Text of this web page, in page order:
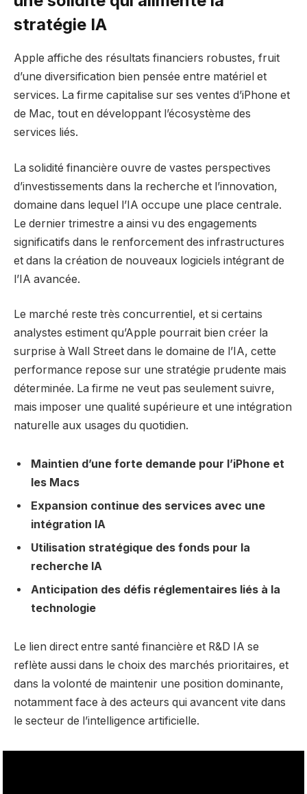
stratégie IA
Apple affiche des résultats financiers robustes, fruit
d’une diversification bien pensée entre matériel et
services. La firme capitalise sur ses ventes d’iPhone et
de Mac, tout en développant l’écosystème des
services liés.
La solidité financière ouvre de vastes perspectives
d’investissements dans la recherche et l’innovation,
domaine dans lequel l’IA occupe une place centrale.
Le dernier trimestre a ainsi vu des engagements
significatifs dans le renforcement des infrastructures
et dans la création de nouveaux logiciels intégrant de
l’IA avancée.
Le marché reste très concurrentiel, et si certains
analystes estiment qu’Apple pourrait bien créer la
surprise à Wall Street dans le domaine de l’IA, cette
performance repose sur une stratégie prudente mais
déterminée. La firme ne veut pas seulement suivre,
mais imposer une qualité supérieure et une intégration
naturelle aux usages du quotidien.
Maintien d’une forte demande pour l’iPhone et
les Macs
Expansion continue des services avec une
intégration IA
Utilisation stratégique des fonds pour la
recherche IA
Anticipation des défis réglementaires liés à la
technologie
Le lien direct entre santé financière et R&D IA se
reflète aussi dans le choix des marchés prioritaires, et
dans la volonté de maintenir une position dominante,
notamment face à des acteurs qui avancent vite dans
le secteur de l’intelligence artificielle.